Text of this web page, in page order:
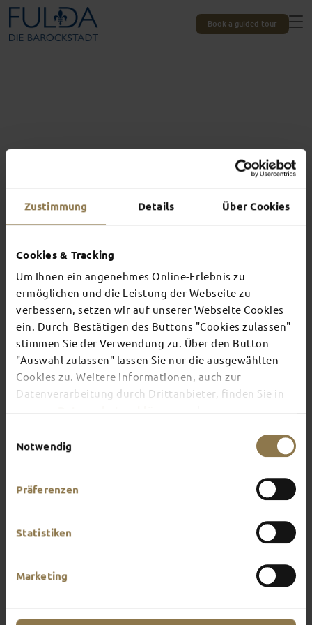
Zustimmung Details Über Cookies
Cookies & Tracking
Um Ihnen ein angenehmes Online-Erlebnis zu
ermöglichen und die Leistung der Webseite zu
verbessern, setzen wir auf unserer Webseite Cookies
ein. Durch Bestätigen des Buttons "Cookies zulassen"
stimmen Sie der Verwendung zu. Über den Button
"Auswahl zulassen" lassen Sie nur die ausgewählten
Cookies zu. Weitere Informationen, auch zur
Datenverarbeitung durch Drittanbieter, finden Sie in
Notwendig
Präferenzen
Statistiken
Marketing
Book a guided tour
Experiences unique to Fulda
TOP EVENTS
There's always something going on in Fulda:
whether it's a concert, a musical, a fun-filled
guided tour or a theatre performance – this is the
place to discover the current events and